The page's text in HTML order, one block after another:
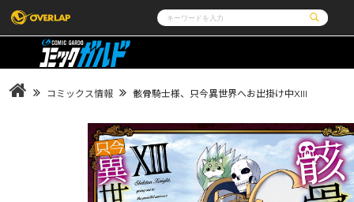
コミック
LiQulle
ライトノベル
ノベルス
ノベルスf
ポケットモンスター
オーバーラップ広報室
企業
会社概要
採用情報
アクセス
オーバーラップホールディングス
お問い合わせ
オーバーラップ文庫 オーバーラップノベルス
コミックス情報 骸骨騎士様、只今異世界へお出掛け中XIII